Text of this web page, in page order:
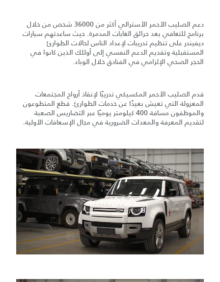
دعم الصليب الأحمر الأسترالي أكثر من 36000 شخص من خلال
برنامج للتعافي بعد حرائق الغابات المدمرة. حيث ساعدتهم سيارات
ديفيندر على تنظيم تدريبات لإعداد الناس لحالات الطوارئ
المستقبلية وتقديم الدعم النفسي إلى أولئك الذين كانوا في
الحجر الصحي الإلزامي في الفنادق خلال الوباء.
قدم الصليب الأحمر المكسيكي تدريبًا لإنقاذ أرواح المجتمعات
المعزولة التي تعيش بعيدًا عن خدمات الطوارئ. قطع المتطوعون
والموظفون مسافة 400 كيلومتر يوميًا عبر التضاريس الصعبة
لتقديم المعرفة والمعدات الضرورية في مجال الإسعافات الأولية.